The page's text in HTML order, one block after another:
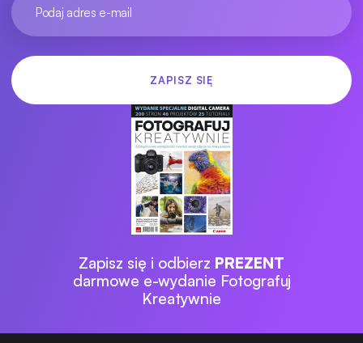
Zapisz się i odbierz PREZENT
darmowe e-wydanie Fotografuj
Kreatywnie